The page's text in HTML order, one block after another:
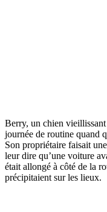
Berry, un chien
journée de routine quand
Son propriétaire faisait
leur dire qu’une voiture
était allongé à côté de la
précipitaient sur les lieux.